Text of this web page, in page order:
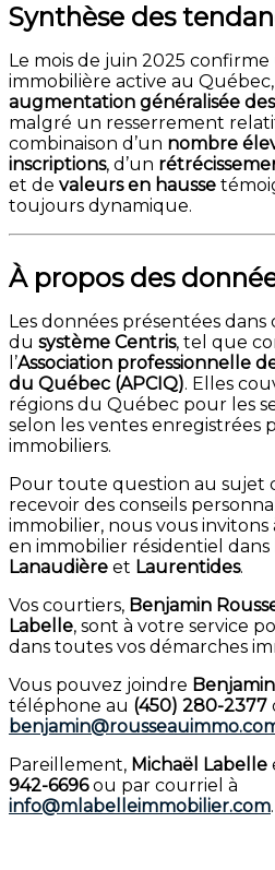
Synthèse des
Le mois de juin 2025
immobilière active au
augmentation généralisée
malgré un resserrement
combinaison d’un nombre
inscriptions, d’un
et de valeurs en hausse
toujours dynamique.
À propos des
Les données présentées
du système Centris, tel que
l’Association professionnelle
du Québec (APCIQ). Elles
régions du Québec pour les
selon les ventes enregistrées
immobiliers.
Pour toute question au sujet
recevoir des conseils
immobilier, nous vous
en immobilier résidentiel dans
Lanaudière et Laurentides.
Vos courtiers, Benjamin
Labelle, sont à votre service
dans toutes vos démarches
Vous pouvez joindre
téléphone au (450) 280-2377
Pareillement, Michaël Labelle
942-6696ou par courriel à
info@mlabelleimmobilier.com.